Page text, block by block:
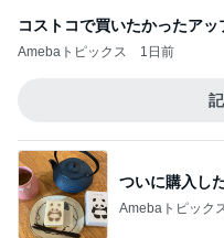
コストコで買いたかったアッ
Amebaトピックス 1日前
ついに購入し
Amebaトピック